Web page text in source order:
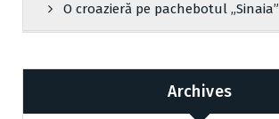
O croazieră pe pachebotul „Sinaia”
Archives